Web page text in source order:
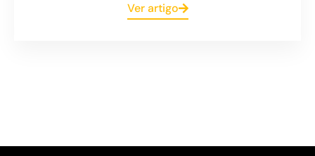
Ver artigo